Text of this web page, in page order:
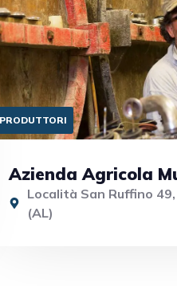
PRODUTTORI
Azienda Agricola
Località San Ruffino
(AL)